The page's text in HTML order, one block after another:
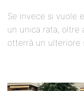
Se invece si vuole
un unica rata, oltre
otterrà un ulteriore